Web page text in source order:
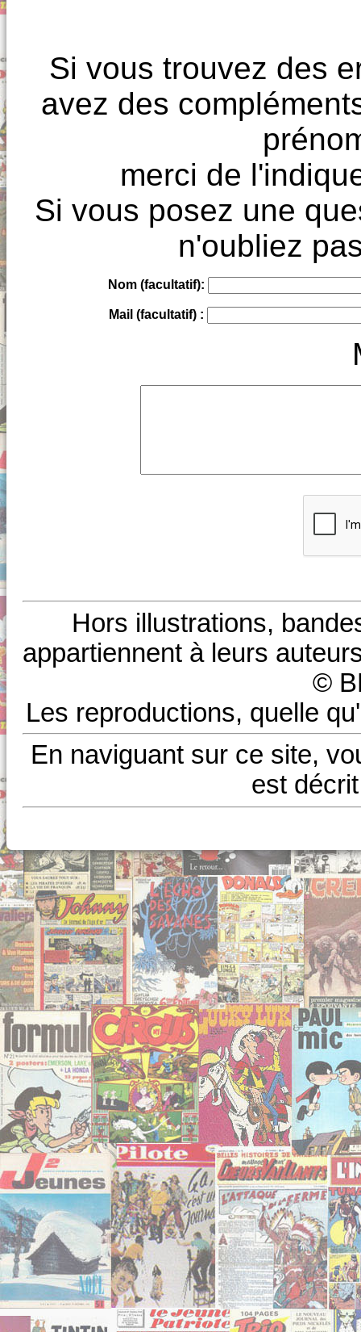
Si vous trouvez des
avez des
merci de
Si vous posez une
n'oubliez
Nom (facultatif):
Mail (facultatif) :
Hors illustrations,
appartiennent à leurs
©
Les reproductions, quelle
En naviguant sur ce site,
est